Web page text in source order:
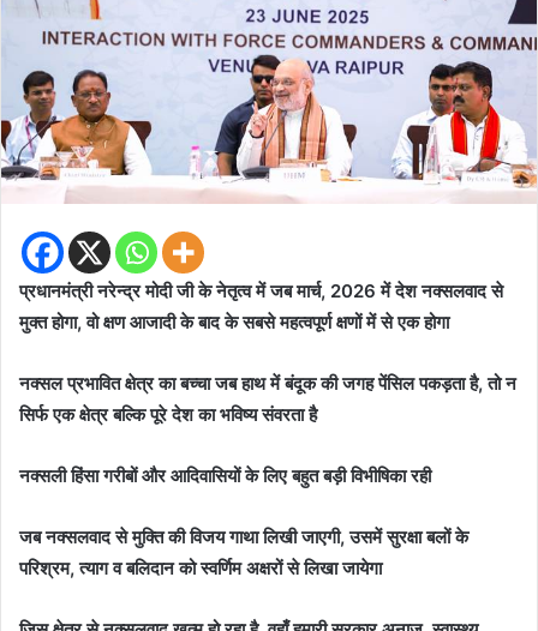
प्रधानमंत्री नरेन्द्र मोदी जी के नेतृत्व में जब मार्च, 2026 में देश नक्सलवाद से
मुक्त होगा, वो क्षण आजादी के बाद के सबसे महत्वपूर्ण क्षणों में से एक होगा
नक्सल प्रभावित क्षेत्र का बच्चा जब हाथ में बंदूक की जगह पेंसिल पकड़ता है, तो न
सिर्फ एक क्षेत्र बल्कि पूरे देश का भविष्य संवरता है
नक्सली हिंसा गरीबों और आदिवासियों के लिए बहुत बड़ी विभीषिका रही
जब नक्सलवाद से मुक्ति की विजय गाथा लिखी जाएगी, उसमें सुरक्षा बलों के
परिश्रम, त्याग व बलिदान को स्वर्णिम अक्षरों से लिखा जायेगा